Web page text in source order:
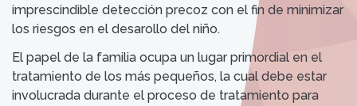
imprescindible detección precoz con el fin de minimizar
los riesgos en el desarollo del niño.
El papel de la familia ocupa un lugar primordial en el
tratamiento de los más pequeños, la cual debe estar
involucrada durante el proceso de tratamiento para